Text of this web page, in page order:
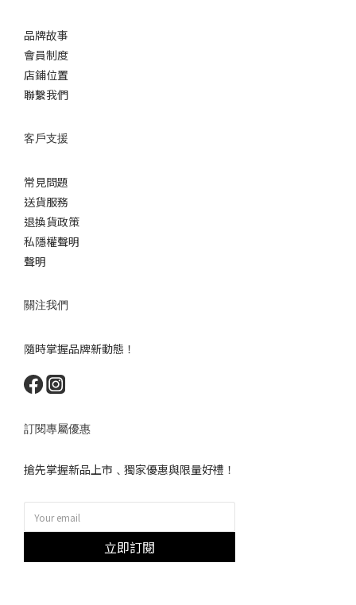
品牌故事
會員制度
店鋪位置
聯繫我們
客戶支援
常見問題
送貨服務
退換貨政策
私隱權聲明
聲明
關注我們
隨時掌握品牌新動態！
訂閱專屬優惠
搶先掌握新品上市﹑獨家優惠與限量好禮！
立即訂閱